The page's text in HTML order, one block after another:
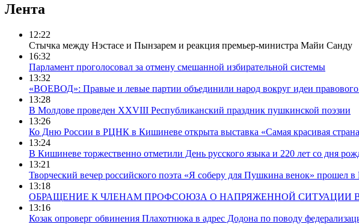
Лента
12:22
Cтычка между Нэстасе и Пынзарем и реакция премьер-министра Майи Санду
16:32
Парламент проголосовал за отмену смешанной избирательной системы
13:32
«ВОЕВОД»: Правые и левые партии объединили народ вокруг идеи правового
13:28
В Молдове проведен XXVIII Республиканский праздник пушкинской поэзии
13:26
Ко Дню России в РЦНК в Кишиневе открыта выставка «Самая красивая
13:24
В Кишиневе торжественно отметили День русского языка и 220 лет со дня
13:21
Творческий вечер российского поэта «Я соберу для Пушкина венок»
13:18
ОБРАЩЕНИЕ К ЧЛЕНАМ ПРОФСОЮЗА О НАПРЯЖЕННОЙ СИТУАЦИИ
13:16
Козак опроверг обвинения Плахотнюка в адрес Додона по поводу